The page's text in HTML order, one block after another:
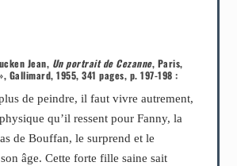
Jean, Un portrait de Cezanne, Paris,
Gallimard, 1955, 341 pages, p. 197-198 :
de peindre, il faut vivre autrement,
qu’il ressent pour Fanny, la
de Bouffan, le surprend et le
âge. Cette forte fille saine sait